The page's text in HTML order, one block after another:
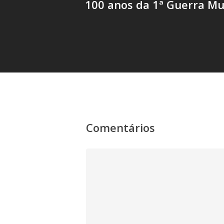
100 anos da 1ª Guerra
Comentários